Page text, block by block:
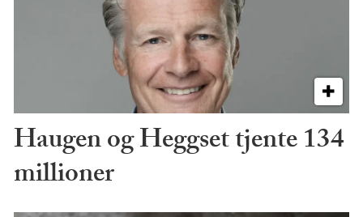
Haugen og Heggset tjente 134
millioner